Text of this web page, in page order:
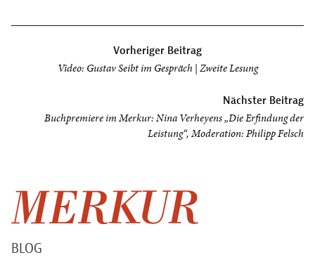
Vorheriger Beitrag
Video: Gustav Seibt im Gespräch | Zweite Lesung
Nächster Beitrag
Buchpremiere im Merkur: Nina Verheyens „Die Erfindung der
Leistung“, Moderation: Philipp Felsch
BLOG